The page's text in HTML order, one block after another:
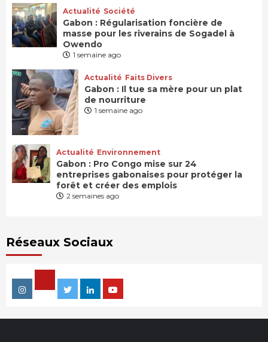
Actualité Société
Gabon : Régularisation foncière de
masse pour les riverains de Sogadel à
Owendo
1 semaine ago
Actualité Faits Divers
Gabon : Il tue sa mère pour un plat
de nourriture
1 semaine ago
Actualité Environnement
Gabon : Pro Congo mise sur 24
entreprises gabonaises pour protéger la
forêt et créer des emplois
2 semaines ago
Réseaux Sociaux
Instagram
Facebook
TwitterLinkedin